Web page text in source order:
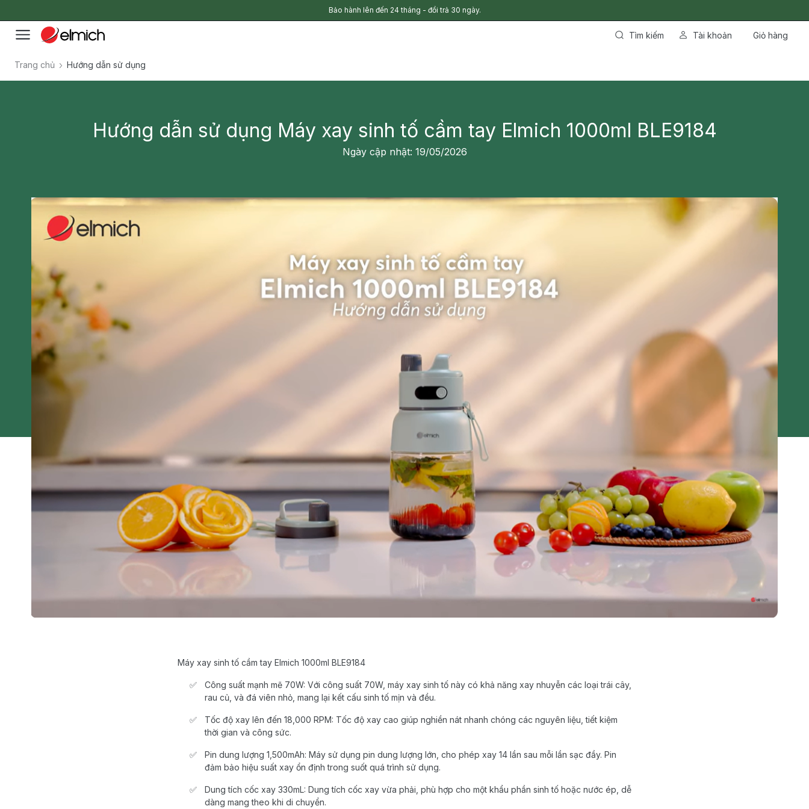
Bảo hành lên đến 24 tháng - đổi trả 30 ngày.
Tìm kiếm Tài khoản Giỏ hàng
Trang chủ Hướng dẫn sử dụng
Hướng dẫn sử dụng Máy xay sinh tố cầm tay Elmich 1000ml BLE9184
Ngày cập nhật: 19/05/2026
Máy xay sinh tố cầm tay Elmich 1000ml BLE9184
Công suất mạnh mẽ 70W: Với công suất 70W, máy xay sinh tố này có khả năng xay nhuyễn các loại trái cây,
rau củ, và đá viên nhỏ, mang lại kết cấu sinh tố mịn và đều.
Tốc độ xay lên đến 18,000 RPM: Tốc độ xay cao giúp nghiền nát nhanh chóng các nguyên liệu, tiết kiệm
thời gian và công sức.
Pin dung lượng 1,500mAh: Máy sử dụng pin dung lượng lớn, cho phép xay 14 lần sau mỗi lần sạc đầy. Pin
đảm bảo hiệu suất xay ổn định trong suốt quá trình sử dụng.
Dung tích cốc xay 330mL: Dung tích cốc xay vừa phải, phù hợp cho một khẩu phần sinh tố hoặc nước ép, dễ
dàng mang theo khi di chuyển.